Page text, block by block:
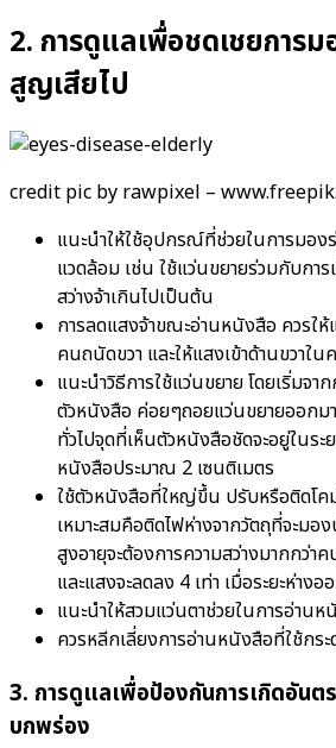
2. การดูแลเพื่อชดเชยการ
สูญเสียไป
credit pic by rawpixel –
แนะนำให้ใช้อุปกรณ์ที่ช่วยในการมอ
แวดล้อม เช่น ใช้แว่นขยายร่วมกับกา
สว่างจ้าเกินไปเป็นต้น
การลดแสงจ้าขณะอ่านหนังสือ ควรให้
คนถนัดขวา และให้แสงเข้าด้านขวาใ
แนะนำวิธีการใช้แว่นขยาย โดยเริ่มจา
ตัวหนังสือ ค่อยๆถอยแว่นขยายออกม
ทั่วไปจุดที่เห็นตัวหนังสือชัดจะอยู่ในระ
หนังสือประมาณ 2 เซนติเมตร
ใช้ตัวหนังสือที่ใหญ่ขึ้น ปรับหรือติดโค
เหมาะสมคือติดไฟห่างจากวัตถุที่จะมอ
สูงอายุจะต้องการความสว่างมากกว่า
และแสงจะลดลง 4 เท่า เมื่อระยะห่างอ
แนะนำให้สวมแว่นตาช่วยในการอ่านห
ควรหลีกเลี่ยงการอ่านหนังสือที่ใช้กร
3. การดูแลเพื่อป้องกันการเกิดอันต
บกพร่อง